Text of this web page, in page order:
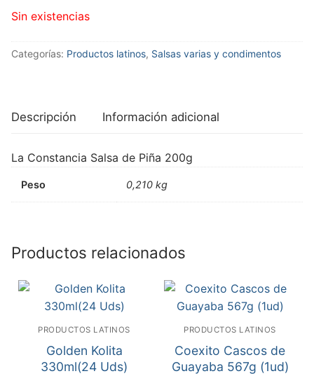
Sin existencias
Categorías: Productos latinos, Salsas varias y condimentos
Descripción Información adicional
La Constancia Salsa de Piña 200g
Peso 0,210 kg
Productos relacionados
PRODUCTOS LATINOS
Golden Kolita
330ml(24 Uds)
PRODUCTOS LATINOS
Coexito Cascos de
Guayaba 567g (1ud)